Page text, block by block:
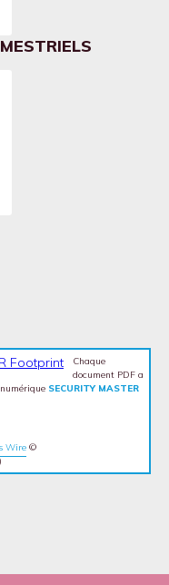
Chaque
document PDF a
SECURITY MASTER
Wire ©